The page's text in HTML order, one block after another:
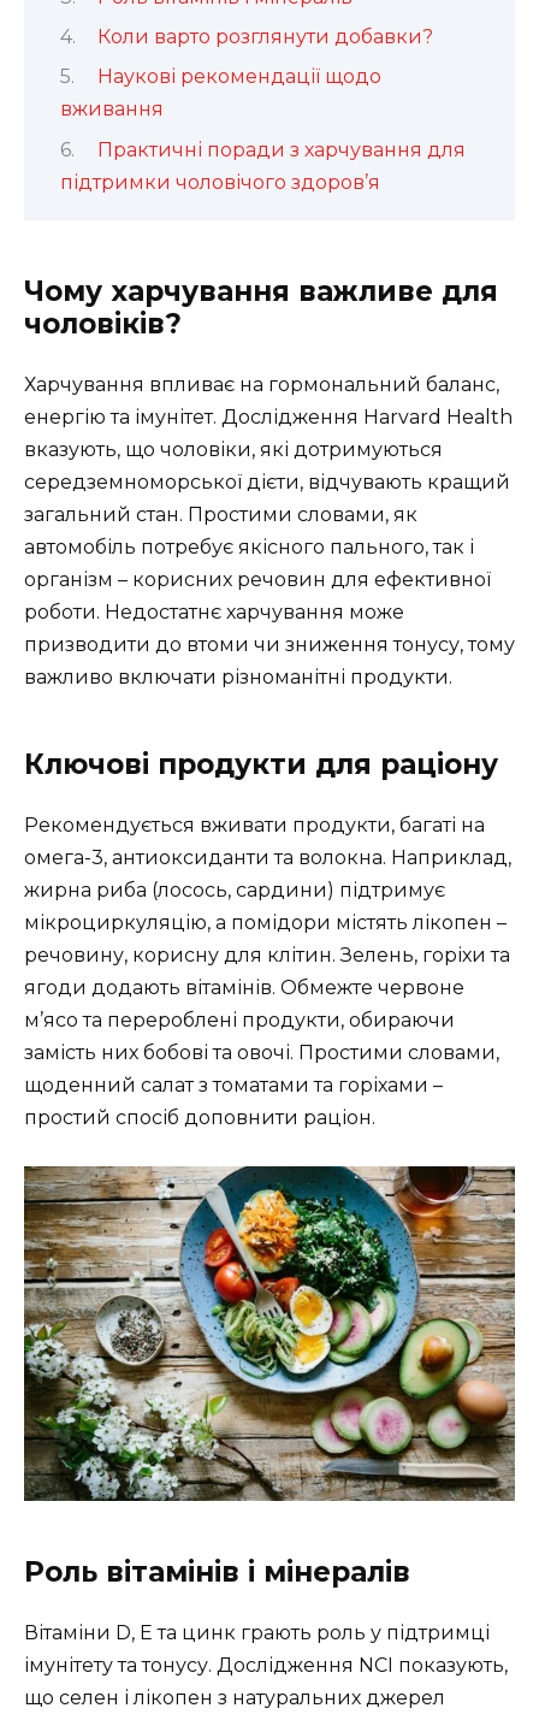
Коли варто розглянути добавки?
Наукові рекомендації щодо
вживання
Практичні поради з харчування для
підтримки чоловічого здоров’я
Чому харчування важливе для
чоловіків?
Харчування впливає на гормональний баланс,
енергію та імунітет. Дослідження Harvard Health
вказують, що чоловіки, які дотримуються
середземноморської дієти, відчувають кращий
загальний стан. Простими словами, як
автомобіль потребує якісного пального, так і
організм – корисних речовин для ефективної
роботи. Недостатнє харчування може
призводити до втоми чи зниження тонусу, тому
важливо включати різноманітні продукти.
Ключові продукти для раціону
Рекомендується вживати продукти, багаті на
омега-3, антиоксиданти та волокна. Наприклад,
жирна риба (лосось, сардини) підтримує
мікроциркуляцію, а помідори містять лікопен –
речовину, корисну для клітин. Зелень, горіхи та
ягоди додають вітамінів. Обмежте червоне
м’ясо та перероблені продукти, обираючи
замість них бобові та овочі. Простими словами,
щоденний салат з томатами та горіхами –
простий спосіб доповнити раціон.
Роль вітамінів і мінералів
Вітаміни D, E та цинк грають роль у підтримці
імунітету та тонусу. Дослідження NCI показують,
що селен і лікопен з натуральних джерел